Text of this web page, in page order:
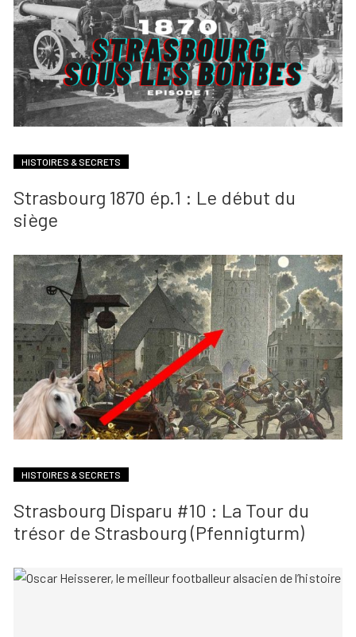
HISTOIRES & SECRETS
Strasbourg 1870 ép.1 : Le début du
siège
HISTOIRES & SECRETS
Strasbourg Disparu #10 : La Tour du
trésor de Strasbourg (Pfennigturm)